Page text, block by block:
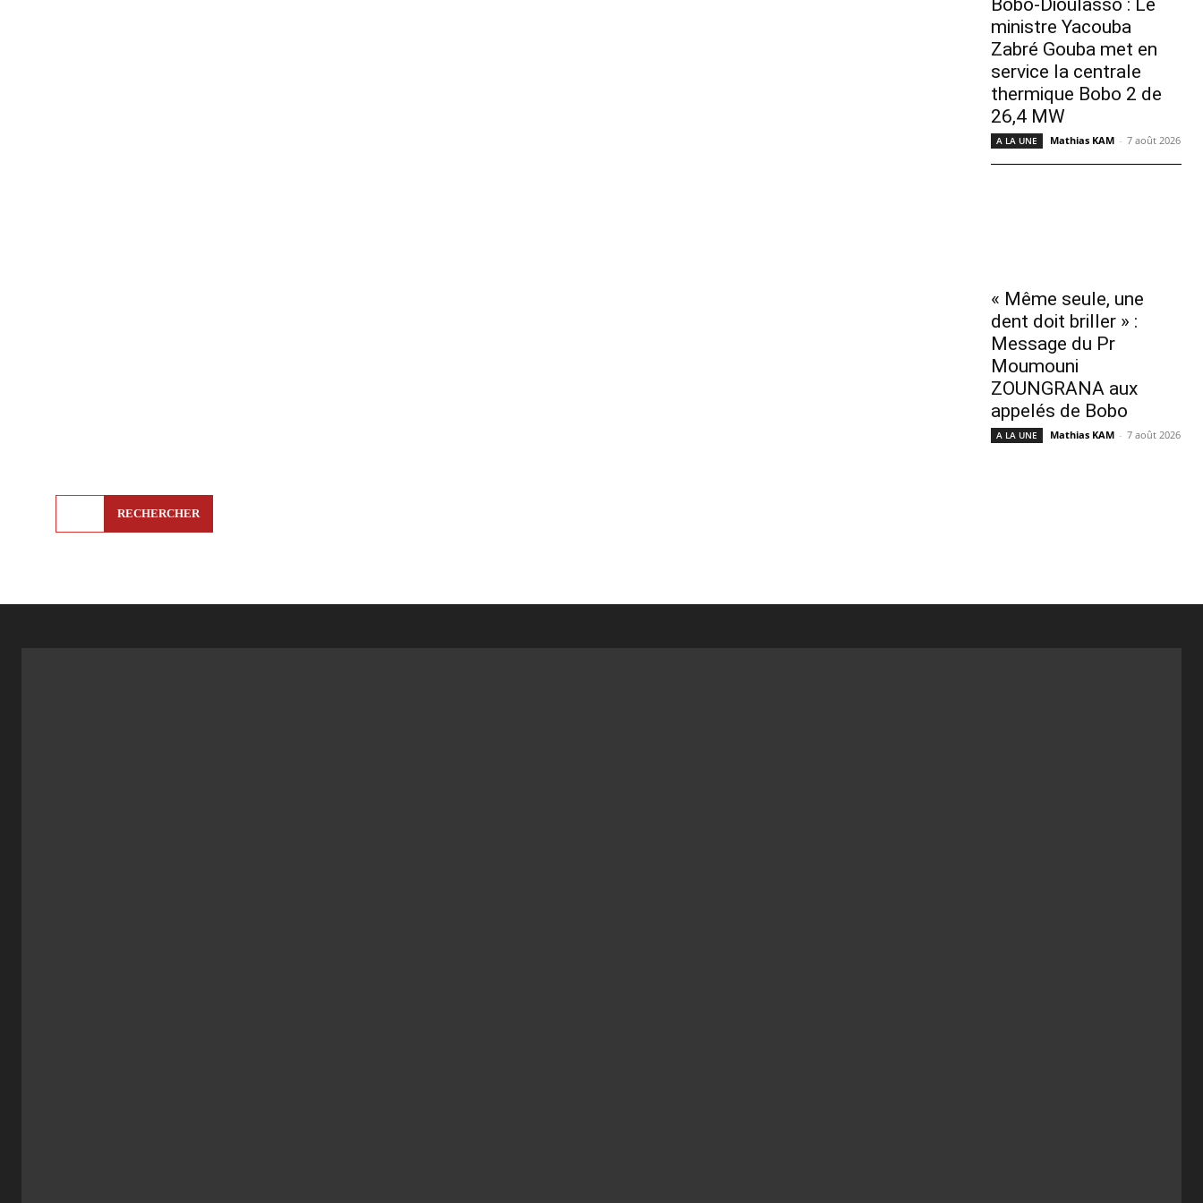
RECHERCHER
Bobo-Dioulasso : Le
ministre Yacouba
Zabré Gouba met en
service la centrale
thermique Bobo 2 de
26,4 MW
A LA UNE Mathias KAM - 7 août 2026
« Même seule, une
dent doit briller » :
Message du Pr
Moumouni
ZOUNGRANA aux
appelés de Bobo
A LA UNE Mathias KAM - 7 août 2026